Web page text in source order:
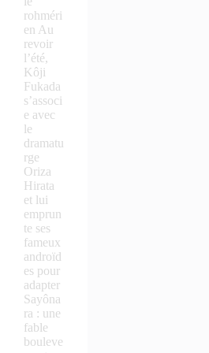
rohméri
en Au
revoir
l’été,
Kôji
Fukada
s’associ
e avec
le
dramatu
rge
Oriza
Hirata
et lui
emprun
te ses
fameux
androïd
es pour
adapter
Sayôna
ra : une
fable
bouleve